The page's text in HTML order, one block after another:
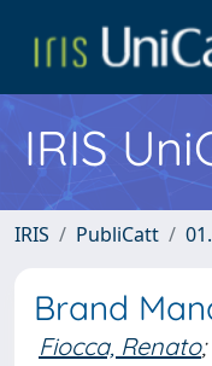
IRIS
IRIS PubliCatt
Brand
Fiocca, Renato;